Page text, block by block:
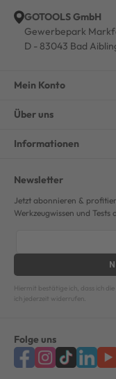
GOTOOLS GmbH
Gewerbepark
D - 83043 Bad
Mein Konto
Über uns
Informationen
Newsletter
Jetzt abonnieren &
Werkzeugwissen und
Hiermit bestätige ich, dass ich die
ich jederzeit widerrufen.
Folge uns